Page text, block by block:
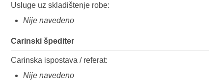
Usluge uz skladištenje robe:
Nije navedeno
Carinski špediter
Carinska ispostava / referat:
Nije navedeno